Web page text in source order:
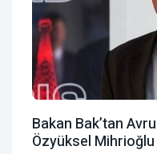
Bakan Bak’tan
Özyüksel